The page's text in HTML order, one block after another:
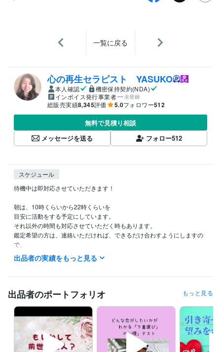
一覧に戻る
心の再生セラピスト YASUKO
本人確認
機密保持契約(NDA)
インボイス発行事業者
未登録
総販売実績8,345評価 5.0フォロワー512
無料で見積り相談
メッセージを送る
フォロー512
スケジュール
待機中は即対応させていただきます！
朝は、10時くらいから22時くらいを
目安に活動をする予定にしています。
それ以外の時間も対応させていただく時もあります。
鑑定希望の方は、連絡いただければ、できるだけ合わすようにしますの
で、
希望の時間がある方は、ダイレクトメッセージで鑑定の希望をお知らせ
ください。
できるだけ対応させていただきたいと思っていますので、
遠慮なく連絡してみてくださいね。
予約を押していただいた場合、
すぐに鑑定をと言われても◯時とか〇時半にしか
設定できないことがあります。
出品者の実績をもっと見る
出品者のポートフォリオ もっと見る